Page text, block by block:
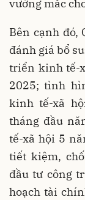
vướng mắc
Bên cạnh đó,
đánh giá bổ
triển kinh tế-
2025; tình
kinh tế-xã
tháng đầu
tế-xã hội 5
tiết kiệm,
đầu tư công
hoạch tài